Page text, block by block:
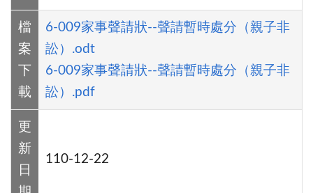
檔
案
下
載
6-009家事聲請狀--聲請暫時處分（親子非
訟）.odt
6-009家事聲請狀--聲請暫時處分（親子非
訟）.pdf
更
新
日
110-12-22